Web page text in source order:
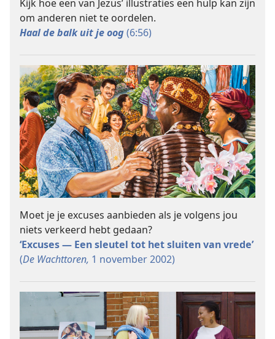
Kijk hoe een van Jezus’ illustraties een hulp kan zijn
om anderen niet te oordelen.
Haal de balk uit je oog(6:56)
Moet je je excuses aanbieden als je volgens jou
niets verkeerd hebt gedaan?
‘Excuses — Een sleutel tot het sluiten van vrede’
(De Wachttoren, 1 november 2002)